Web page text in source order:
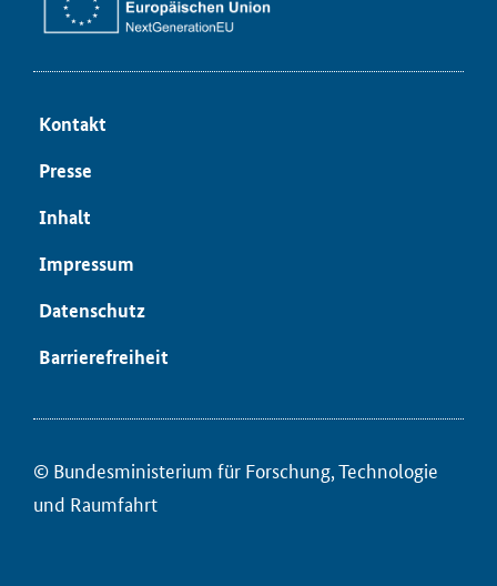
Kon­takt
Pres­se
In­halt
Im­pres­sum
Da­ten­schutz
Bar­rie­re­frei­heit
© Bun­des­mi­nis­te­ri­um für ­For­schung, Tech­no­lo­gie
und Raum­fahrt